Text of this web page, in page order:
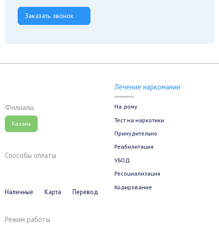
Заказать звонок
Филиалы
Казань
Способы оплаты
Наличные Карта Перевод
Режим работы
Лечение наркомании
На дому
Тест на наркотики
Принудительно
Реабилитация
УБОД
Ресоциализация
Кодирование